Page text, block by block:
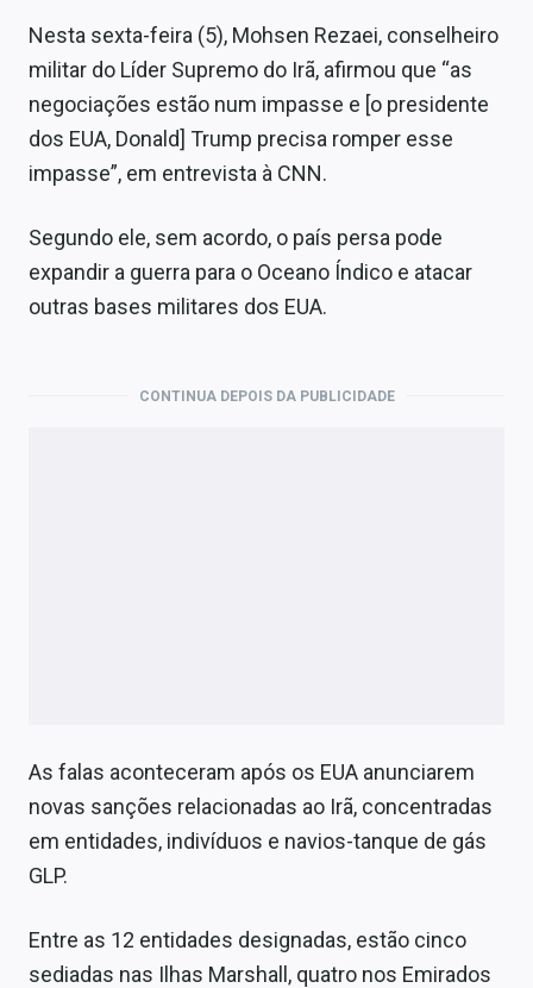
Nesta sexta-feira (5), Mohsen Rezaei, conselheiro
militar do Líder Supremo do Irã, afirmou que “as
negociações estão num impasse e [o presidente
dos EUA, Donald] Trump precisa romper esse
impasse”, em entrevista à CNN.
Segundo ele, sem acordo, o país persa pode
expandir a guerra para o Oceano Índico e atacar
outras bases militares dos EUA.
CONTINUA DEPOIS DA PUBLICIDADE
As falas aconteceram após os EUA anunciarem
novas sanções relacionadas ao Irã, concentradas
em entidades, indivíduos e navios-tanque de gás
GLP.
Entre as 12 entidades designadas, estão cinco
sediadas nas Ilhas Marshall, quatro nos Emirados